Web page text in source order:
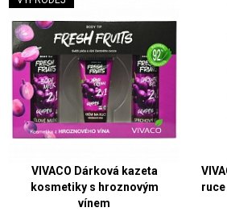
VIVACO Dárková kazeta
kosmetiky s hroznovým
vínem
ruce